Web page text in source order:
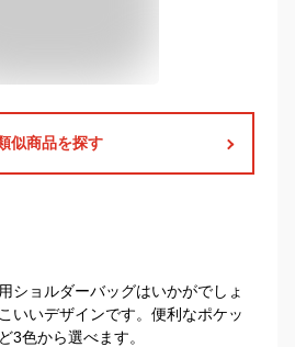
似商品を探す
ショルダーバッグはいかがでしょ
いいデザインです。便利なポケッ
3色から選べます。